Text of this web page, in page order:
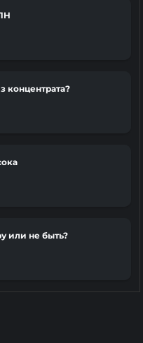
концентрата?
или не быть?